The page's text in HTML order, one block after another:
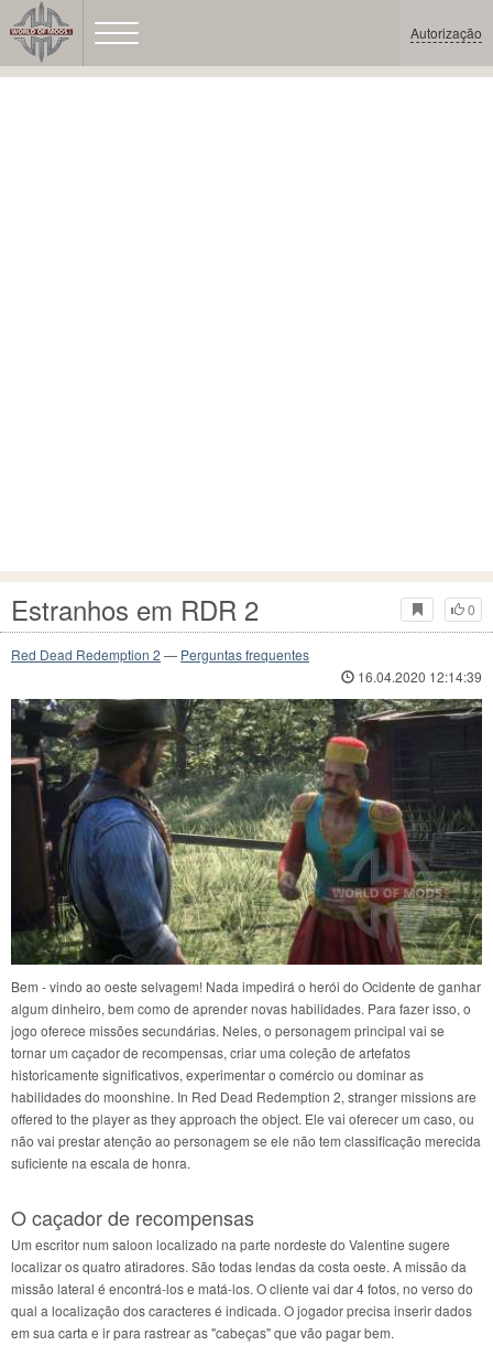
Autorização
0
Estranhos em RDR 2
Red Dead Redemption 2 — Perguntas frequentes
16.04.2020 12:14:39
Bem - vindo ao oeste selvagem! Nada impedirá o herói do Ocidente de ganhar
algum dinheiro, bem como de aprender novas habilidades. Para fazer isso, o
jogo oferece missões secundárias. Neles, o personagem principal vai se
tornar um caçador de recompensas, criar uma coleção de artefatos
historicamente significativos, experimentar o comércio ou dominar as
habilidades do moonshine. In Red Dead Redemption 2, stranger missions are
offered to the player as they approach the object. Ele vai oferecer um caso, ou
não vai prestar atenção ao personagem se ele não tem classificação merecida
suficiente na escala de honra.
O caçador de recompensas
Um escritor num saloon localizado na parte nordeste do Valentine sugere
localizar os quatro atiradores. São todas lendas da costa oeste. A missão da
missão lateral é encontrá-los e matá-los. O cliente vai dar 4 fotos, no verso do
qual a localização dos caracteres é indicada. O jogador precisa inserir dados
em sua carta e ir para rastrear as "cabeças" que vão pagar bem.